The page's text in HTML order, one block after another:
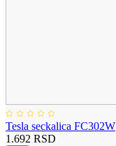
Tesla seckalica FC302W
1.692 RSD